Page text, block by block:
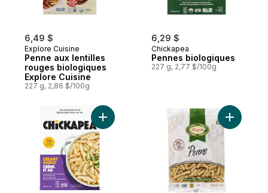
6,49 $
Explore Cuisine
Penne aux lentilles
rouges biologiques
Explore Cuisine
227 g, 2,86 $/100g
6,29 $
Chickapea
Pennes biologiques
227 g, 2,77 $/100g
Ajouter